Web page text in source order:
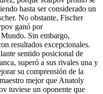
hasta ser considerado un
No obstante, Fischer
ganó por
Sin embargo,
resultados excepcionales.
sentido posicional de
superó a sus rivales una y
su comprensión de la
mejor que Anatoly
tuviese un oponente que